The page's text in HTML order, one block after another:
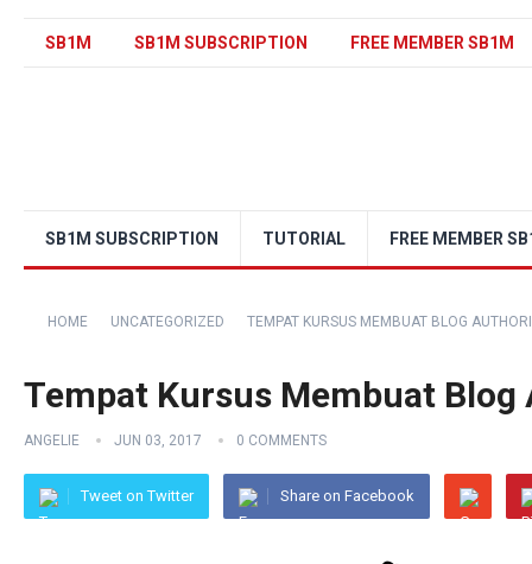
SB1M SB1M SUBSCRIPTION FREE MEMBER SB1M
SB1M SUBSCRIPTION TUTORIAL FREE MEMBER
HOME UNCATEGORIZED TEMPAT KURSUS MEMBUAT BLOG
Tempat Kursus Membuat
ANGELIE JUN 03, 2017 0 COMMENTS
Tweet on Twitter Share on Facebook